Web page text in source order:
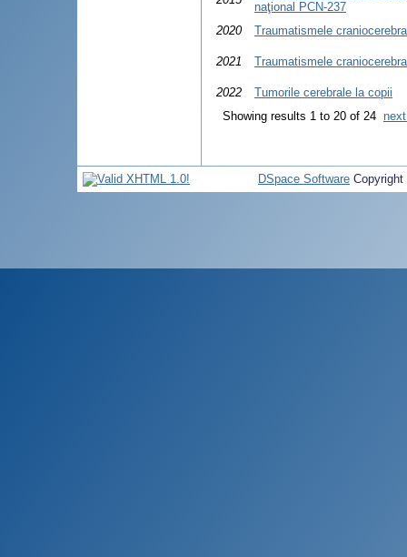
naţional PCN-237
2020
Traumatismele
2021 Traumatismele
2022
Tumorile cerebrale la copii
Showing results 1 to 20 of 24
DSpace Software